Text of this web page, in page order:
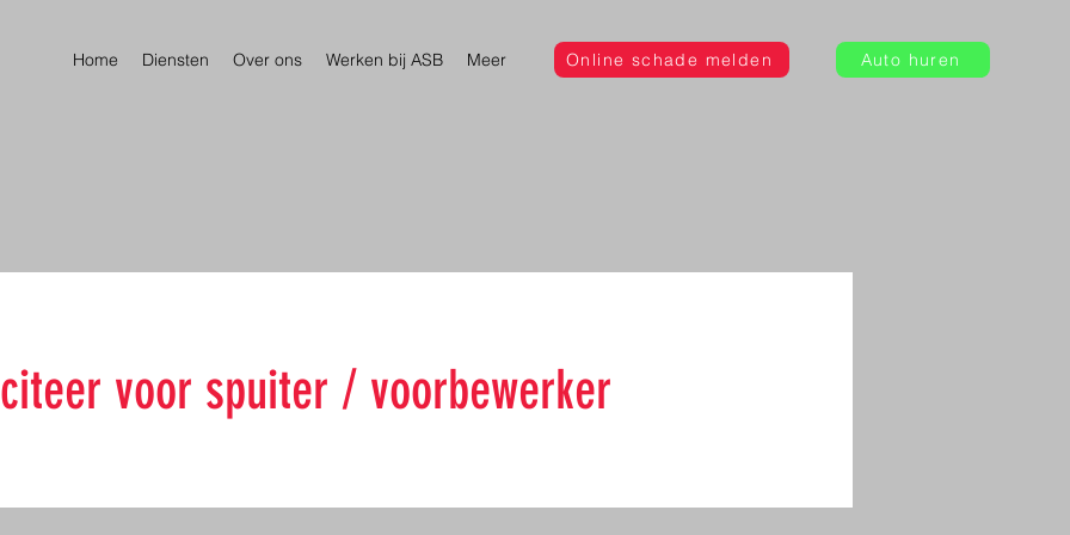
Home Diensten Over ons Werken bij ASB Meer Online schade melden Auto huren
voor spuiter / voorbewerker